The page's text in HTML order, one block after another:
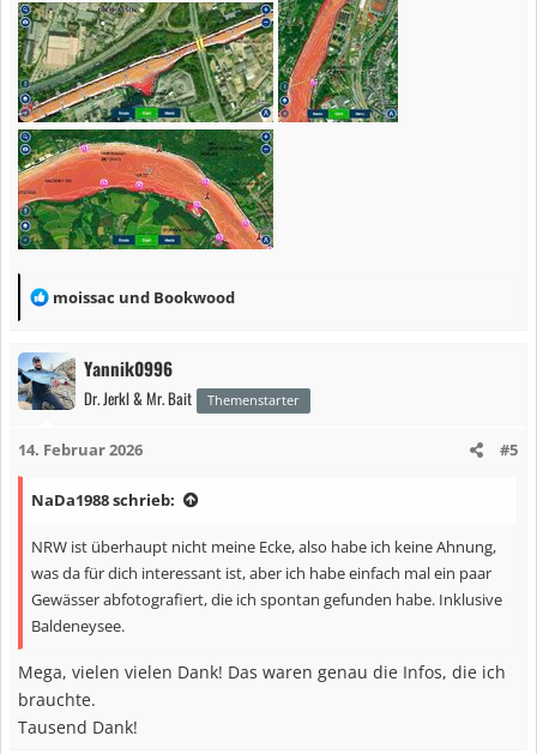
R
a
k
t
o
e
:
moissac und Bookwood
Yannik0996
Dr. Jerkl & Mr. Bait Themenstarter
14. Februar 2026 #5
NaDa1988 schrieb:
NRW ist überhaupt nicht meine Ecke, also habe ich keine Ahnung,
was da für dich interessant ist, aber ich habe einfach mal ein paar
Gewässer abfotografiert, die ich spontan gefunden habe. Inklusive
Baldeneysee.
Mega, vielen vielen Dank! Das waren genau die Infos, die ich
brauchte.
Tausend Dank!